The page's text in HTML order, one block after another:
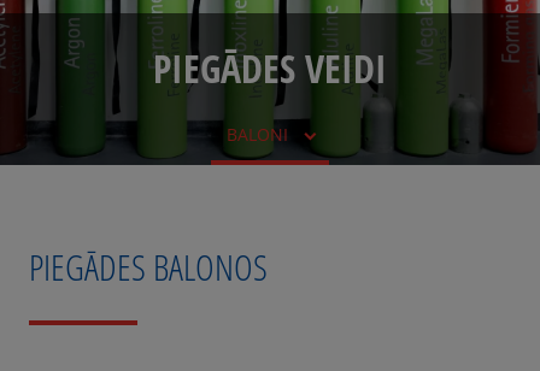
PIEGĀDES VEIDI
BALONI
PIEGĀDES BALONOS